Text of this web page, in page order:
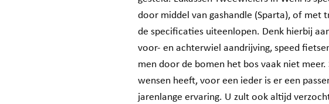
door middel van gashandle (Sparta), of met
de specificaties uiteenlopen. Denk hierbij
voor- en achterwiel aandrijving, speed
men door de bomen het bos vaak niet
wensen heeft, voor een ieder is er een
jarenlange ervaring. U zult ook altijd